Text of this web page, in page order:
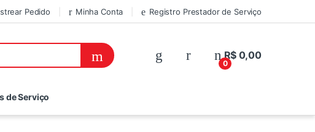
Pedido Minha Conta Registro Prestador de Serviço
0
R$0,00
de Serviço